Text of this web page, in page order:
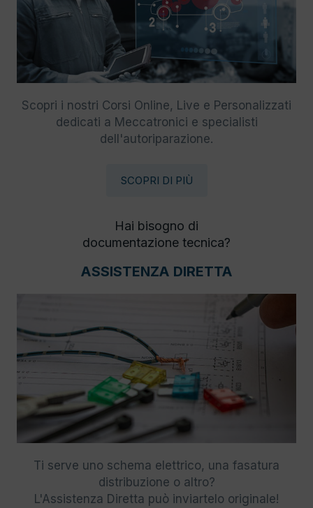
Scopri i nostri Corsi Online, Live e Personalizzati
dedicati a Meccatronici e specialisti
dell'autoriparazione.
SCOPRI DI PIÙ
Hai bisogno di
documentazione tecnica?
ASSISTENZA DIRETTA
Ti serve uno schema elettrico, una fasatura
distribuzione o altro?
L'Assistenza Diretta può inviartelo originale!